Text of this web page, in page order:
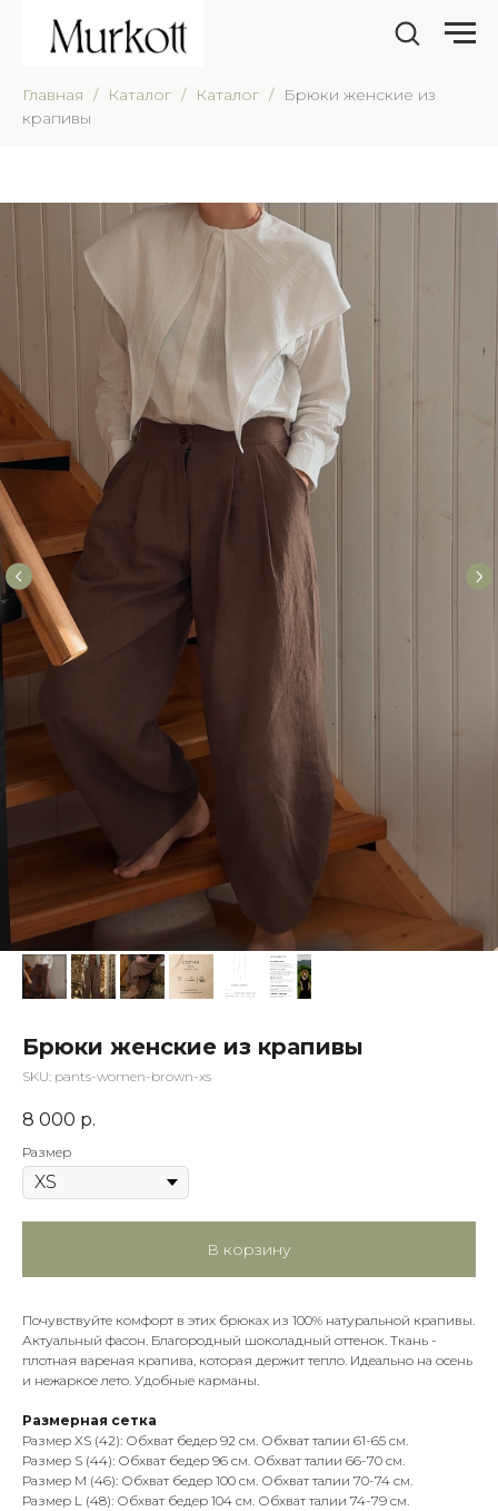
Главная Каталог Каталог
Брюки женские из
крапивы
Брюки женские из крапивы
SKU: pants-women-brown-xs
8 000 р.
Размер
В корзину
Почувствуйте комфорт в этих брюках из 100% натуральной крапивы.
Актуальный фасон. Благородный шоколадный оттенок. Ткань -
плотная вареная крапива, которая держит тепло. Идеально на осень
и нежаркое лето. Удобные карманы.
Размерная сетка
Размер XS (42): Обхват бедер 92 см. Обхват талии 61-65 см.
Размер S (44): Обхват бедер 96 см. Обхват талии 66-70 см.
Размер M (46): Обхват бедер 100 см. Обхват талии 70-74 см.
Размер L (48): Обхват бедер 104 см. Обхват талии 74-79 см.